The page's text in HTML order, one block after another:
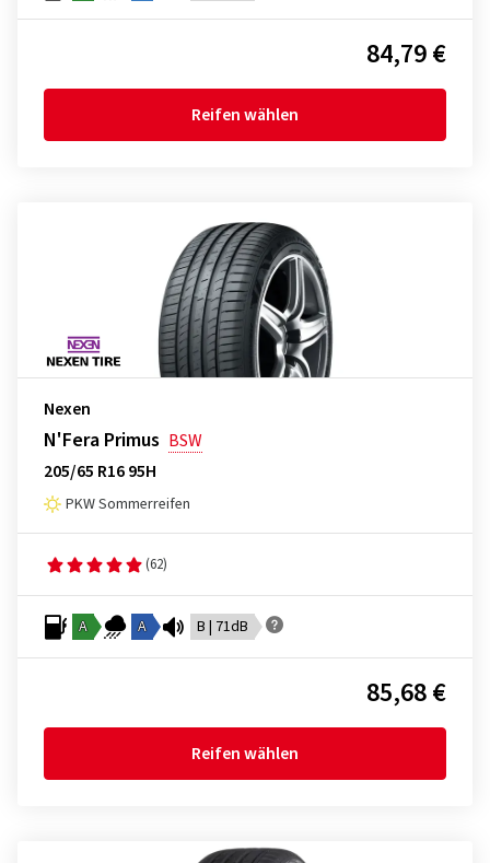
84,79 €
Reifen wählen
Nexen
N'Fera Primus BSW
205/65 R16 95H
PKW Sommerreifen
(62)
A A B | 71dB
85,68 €
Reifen wählen